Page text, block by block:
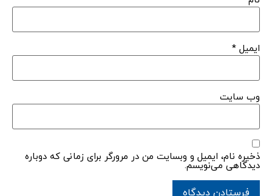
ایمیل *
وب‌ سایت
ذخیره نام، ایمیل و وبسایت من در مرورگر برای زمانی که دوباره
دیدگاهی می‌نویسم.